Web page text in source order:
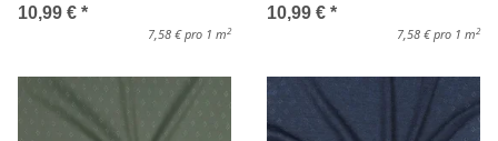
10,99 € *
7,58 € pro 1 m 2
10,99 € *
7,58 € pro 1 m 2